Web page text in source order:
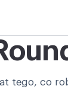
tego, co